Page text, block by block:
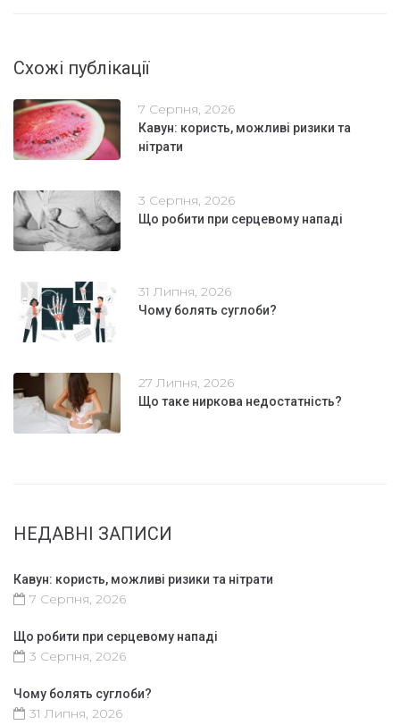
Схожі публікації
7 Серпня, 2026
Кавун: користь, можливі ризики та
нітрати
3 Серпня, 2026
Що робити при серцевому нападі
31 Липня, 2026
Чому болять суглоби?
27 Липня, 2026
Що таке ниркова недостатність?
НЕДАВНІ ЗАПИСИ
Кавун: користь, можливі ризики та нітрати
7 Серпня, 2026
Що робити при серцевому нападі
3 Серпня, 2026
Чому болять суглоби?
31 Липня, 2026